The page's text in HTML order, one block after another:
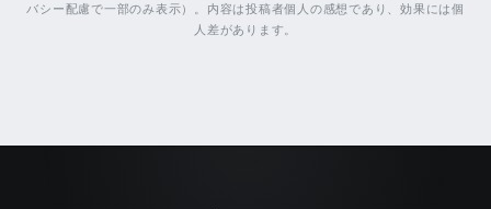
バシー配慮で一部のみ表示）。内容は投稿者個人の感想であり、効果には個
人差があります。